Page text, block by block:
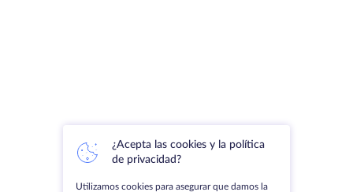
¿Acepta las cookies y la política
de privacidad?
Utilizamos cookies para asegurar que damos la